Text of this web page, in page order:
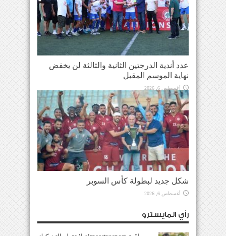
عدد أندية الدرجتين الثانية والثالثة لن يخفض
نهاية الموسم المقبل
أغسطس 6, 2026
شكل جديد لبطولة كأس السوبر
أغسطس 6, 2026
رأي المايسترو